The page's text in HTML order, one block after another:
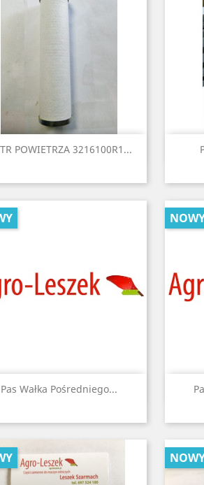
POWIETRZA 3216100R1...
Szybki podgląd
Pas Wałka Pośredniego...
Szybki podgląd